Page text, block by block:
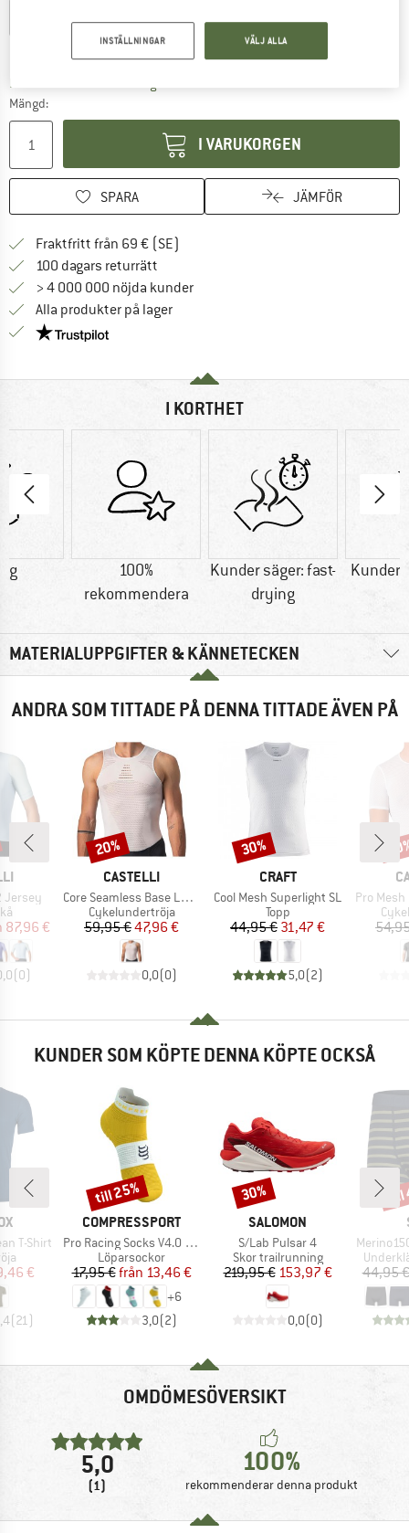
S M L XL XXL
Leveranstid: 4-5 arbetsdagar
Mängd:
I VARUKORGEN
SPARA JÄMFÖR
Fraktfritt från 69 € (SE)
100 dagars returrätt
> 4 000 000 nöjda kunder
Alla produkter på lager
Trust Pilot-garanti - hitta all information här!
I KORTHET
g
100%
rekommendera
Kunder säger: fast-
drying
Kunder
MATERIALUPPGIFTER & KÄNNETECKEN
ANDRA SOM TITTADE PÅ DENNA TITTADE ÄVEN PÅ
Jersey
pris
87,96 €
(0)
VARUMÄRKE
CASTELLI
Produkter
Core Seamless Base Layer
Produktgrupp
Cykelundertröja
Pris
59,95 €Reducerat pris
47,96 €
0,0(0)
Rabatt
20%
VARUMÄRKE
CRAFT
Produkter
Cool Mesh Superlight SL
Produktgrupp
Topp
Pris
44,95 €Reducerat pris
31,47 €
5,0(2)
Rabatt
30%
Produkter
Pro Mesh
KUNDER SOM KÖPTE DENNA KÖPTE OCKSÅ
T-Shirt
pris
€
(21 )
VARUMÄRKE
COMPRESSPORT
Produkter
Pro Racing Socks V4.0 Run Low
Produktgrupp
Löparsockor
Pris
17,95 € Reducerat pris
från 13,46 €
+6
3,0(2)
Rabatt
till 25%
VARUMÄRKE
SALOMON
Produkter
S/Lab Pulsar 4
Produktgrupp
Skor trailrunning
Pris
219,95 € Reducerat pris
153,97 €
0,0(0)
Rabatt
30%
Produkter
44,95 €
OMDÖMESÖVERSIKT
5,0
(1)
100%
rekommenderar denna produkt
INSTÄLLNINGAR VÄLJ ALLA